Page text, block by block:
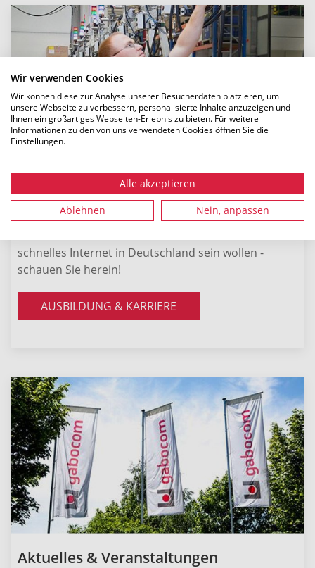
Wir verwenden Cookies
Wir können diese zur Analyse unserer Besucherdaten platzieren, um
unsere Webseite zu verbessern, personalisierte Inhalte anzuzeigen und
Ihnen ein großartiges Webseiten-Erlebnis zu bieten. Für weitere
Informationen zu den von uns verwendeten Cookies öffnen Sie die
Einstellungen.
Alle akzeptieren
Ablehnen Nein, anpassen
Ausbildung & Karriere
Der erste Schritt in Richtung Zukunft: Unsere
schnelles Internet in Deutschland sein wollen -
schauen Sie herein!
AUSBILDUNG & KARRIERE
Aktuelles & Veranstaltungen